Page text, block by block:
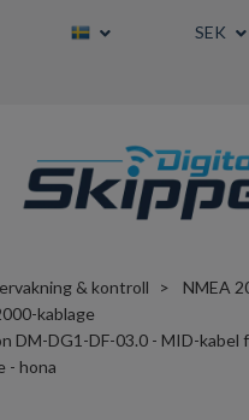
SEK
& kontroll
NMEA
kablage
DM-DG1-DF-03.0 - MID-kabel
- hona